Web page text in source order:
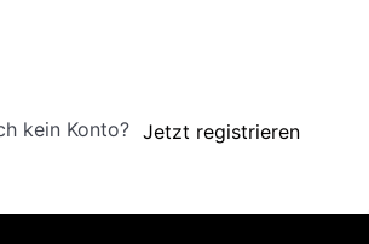
kein Konto? Jetzt registrieren